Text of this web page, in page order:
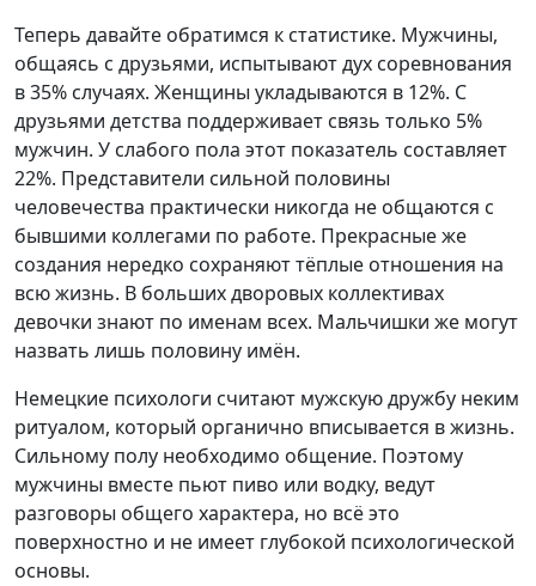
Теперь давайте обратимся к статистике. Мужчины,
общаясь с друзьями, испытывают дух соревнования
в 35% случаях. Женщины укладываются в 12%. С
друзьями детства поддерживает связь только 5%
мужчин. У слабого пола этот показатель составляет
22%. Представители сильной половины
человечества практически никогда не общаются с
бывшими коллегами по работе. Прекрасные же
создания нередко сохраняют тёплые отношения на
всю жизнь. В больших дворовых коллективах
девочки знают по именам всех. Мальчишки же могут
назвать лишь половину имён.
Немецкие психологи считают мужскую дружбу неким
ритуалом, который органично вписывается в жизнь.
Сильному полу необходимо общение. Поэтому
мужчины вместе пьют пиво или водку, ведут
разговоры общего характера, но всё это
поверхностно и не имеет глубокой психологической
основы.